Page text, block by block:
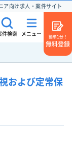
ア向け求人・案件サイト
件検索 メニュー
簡単1分！
無料登録
および定常保